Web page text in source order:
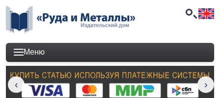
Меню